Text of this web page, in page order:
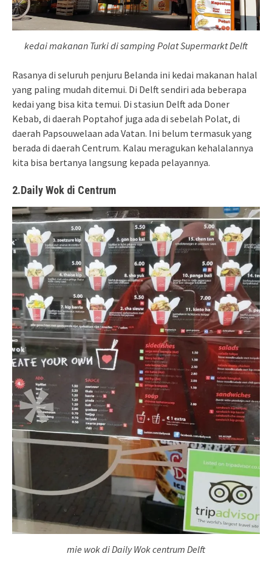
kedai makanan Turki di samping Polat Supermarkt Delft
Rasanya di seluruh penjuru Belanda ini kedai makanan halal
yang paling mudah ditemui. Di Delft sendiri ada beberapa
kedai yang bisa kita temui. Di stasiun Delft ada Doner
Kebab, di daerah Poptahof juga ada di sebelah Polat, di
daerah Papsouwelaan ada Vatan. Ini belum termasuk yang
berada di daerah Centrum. Kalau meragukan kehalalannya
kita bisa bertanya langsung kepada pelayannya.
2.Daily Wok di Centrum
mie wok di Daily Wok centrum Delft